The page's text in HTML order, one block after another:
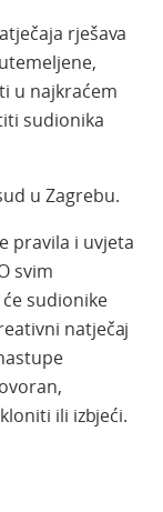
rješava
u najkraćem
sudionika
u Zagrebu.
pravila i uvjeta
svim
sudionike
natječaj
ili izbjeći.